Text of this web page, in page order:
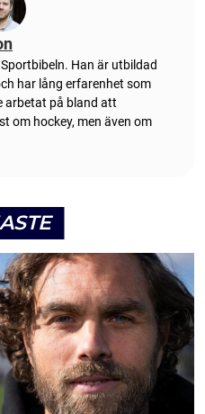
Han är utbildad
har lång erfarenhet som
arbetat på bland att
om hockey, men även om